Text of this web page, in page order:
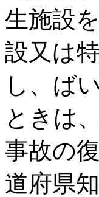
生施設
設又は
し、ば
ときは
事故の
道府県